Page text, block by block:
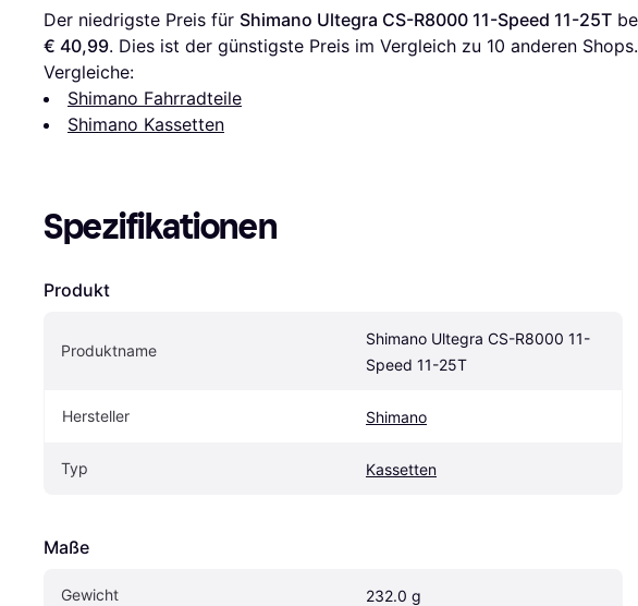
Der niedrigste Preis für Shimano Ultegra CS-R8000 11-Speed 11-25T
€ 40,99. Dies ist der günstigste Preis im Vergleich zu 10 anderen Shops.
Vergleiche:
Shimano Fahrradteile
Shimano Kassetten
Spezifikationen
Produkt
Produktname
Shimano Ultegra CS-R8000 11-
Speed 11-25T
Hersteller Shimano
Typ Kassetten
Maße
Gewicht 232.0 g